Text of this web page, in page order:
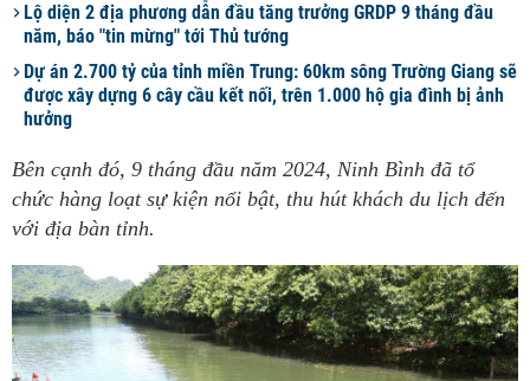
Lộ diện 2 địa phương dẫn đầu tăng trưởng GRDP 9 tháng đầu
năm, báo "tin mừng" tới Thủ tướng
Dự án 2.700 tỷ của tỉnh miền Trung: 60km sông Trường Giang sẽ
được xây dựng 6 cây cầu kết nối, trên 1.000 hộ gia đình bị ảnh
hưởng
Bên cạnh đó, 9 tháng đầu năm 2024, Ninh Bình đã tổ
chức hàng loạt sự kiện nổi bật, thu hút khách du lịch đến
với địa bàn tỉnh.